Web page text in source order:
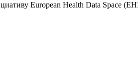
European Health Data Space